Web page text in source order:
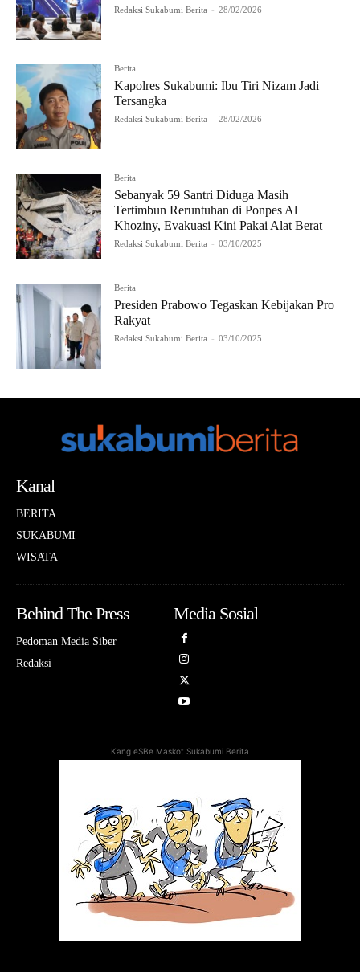
Redaksi Sukabumi Berita - 28/02/2026
Berita
Kapolres Sukabumi: Ibu Tiri Nizam Jadi
Tersangka
Redaksi Sukabumi Berita - 28/02/2026
Berita
Sebanyak 59 Santri Diduga Masih
Tertimbun Reruntuhan di Ponpes Al
Khoziny, Evakuasi Kini Pakai Alat Berat
Redaksi Sukabumi Berita - 03/10/2025
Berita
Presiden Prabowo Tegaskan Kebijakan Pro
Rakyat
Redaksi Sukabumi Berita - 03/10/2025
Kanal
BERITA
SUKABUMI
WISATA
Behind The Press
Pedoman Media Siber
Redaksi
Media Sosial
Kang eSBe Maskot Sukabumi Berita